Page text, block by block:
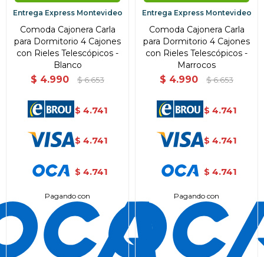
Entrega Express Montevideo
Comoda Cajonera Carla
para Dormitorio 4 Cajones
con Rieles Telescópicos -
Blanco
$ 4.990 $ 6.653
$ 4.741
$ 4.741
$ 4.741
Pagando con
Entrega Express Montevideo
Comoda Cajonera Carla
para Dormitorio 4 Cajones
con Rieles Telescópicos -
Marrocos
$ 4.990 $ 6.653
$ 4.741
$ 4.741
$ 4.741
Pagando con